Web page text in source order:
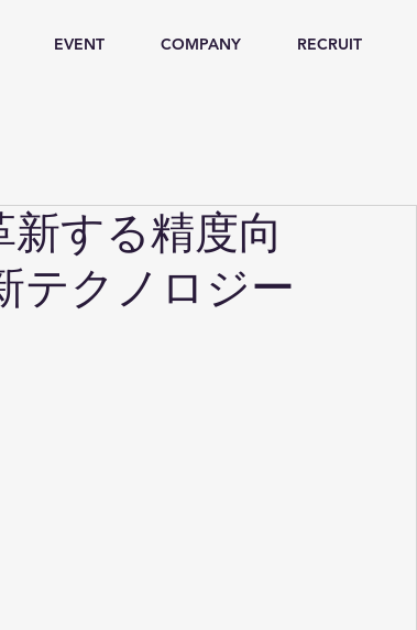
EVENT COMPANY RECRUIT
する精度向
テクノロジー